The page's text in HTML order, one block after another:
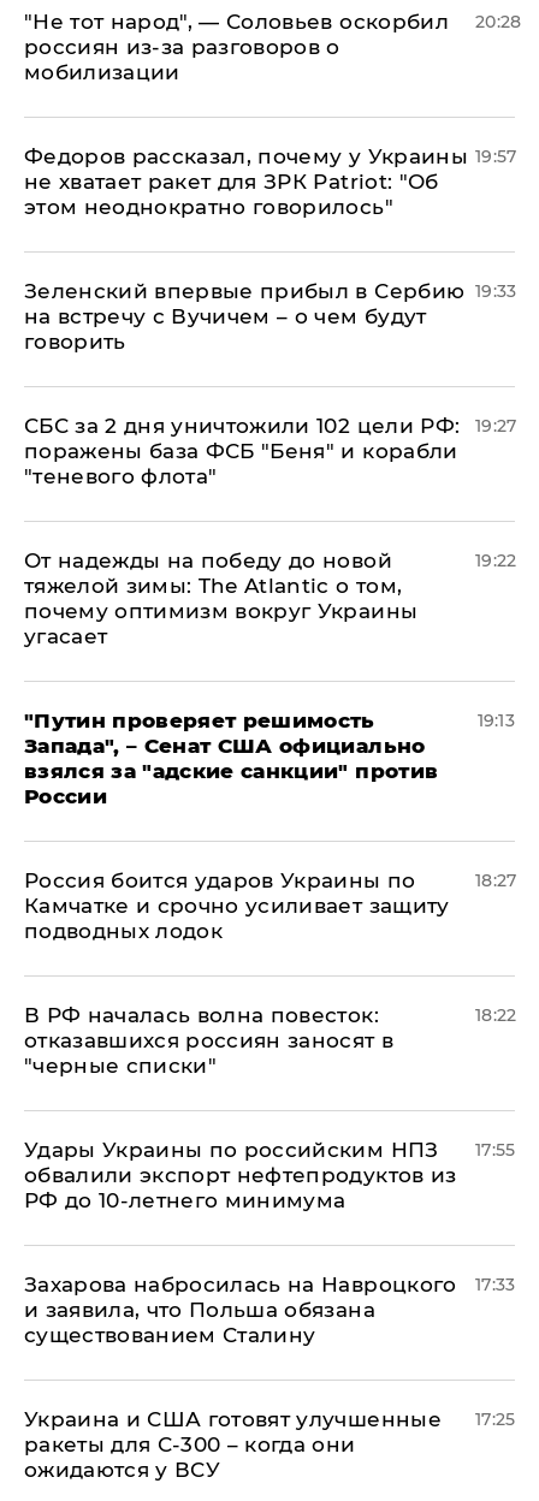
​"Не тот народ", — Соловьев оскорбил
россиян из-за разговоров о
мобилизации
20:28
Федоров рассказал, почему у Украины
не хватает ракет для ЗРК Patriot: "Об
этом неоднократно говорилось"
19:57
Зеленский впервые прибыл в Сербию
на встречу с Вучичем – о чем будут
говорить
19:33
СБС за 2 дня уничтожили 102 цели РФ:
поражены база ФСБ "Беня" и корабли
"теневого флота"
19:27
От надежды на победу до новой
тяжелой зимы: The Atlantic о том,
почему оптимизм вокруг Украины
угасает
19:22
"Путин проверяет решимость
Запада", – Сенат США официально
взялся за "адские санкции" против
России
19:13
Россия боится ударов Украины по
Камчатке и срочно усиливает защиту
подводных лодок
18:27
​В РФ началась волна повесток:
отказавшихся россиян заносят в
"черные списки"
18:22
Удары Украины по российским НПЗ
обвалили экспорт нефтепродуктов из
РФ до 10-летнего минимума
17:55
​Захарова набросилась на Навроцкого
и заявила, что Польша обязана
существованием Сталину
17:33
Украина и США готовят улучшенные
ракеты для С-300 – когда они
ожидаются у ВСУ
17:25